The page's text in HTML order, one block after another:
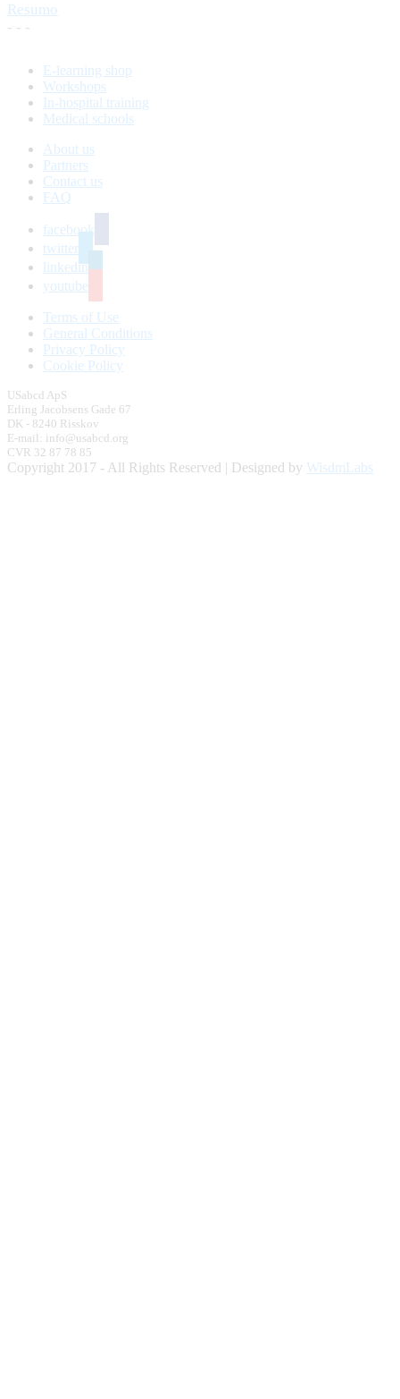
Resumo
- - -
E-learning shop
Workshops
In-hospital training
Medical schools
About us
Partners
Contact us
FAQ
facebook
twitter
linkedin
youtube
Terms of Use
General Conditions
Privacy Policy
Cookie Policy
USabcd ApS
Erling Jacobsens Gade 67
DK - 8240 Risskov
E-mail: info@usabcd.org
CVR 32 87 78 85
Copyright 2017 - All Rights Reserved | Designed by WisdmLabs